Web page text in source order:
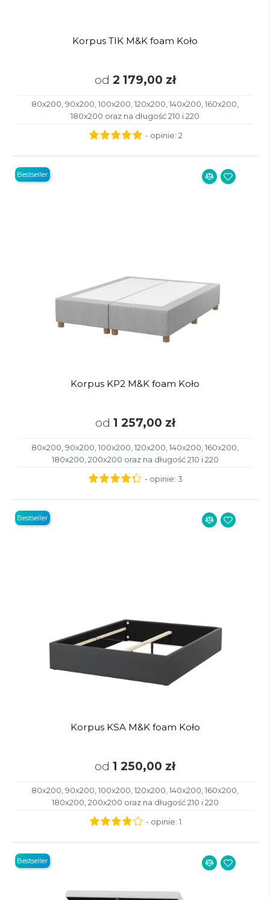
Korpus TIK M&K foam Koło
od 2 179,00 zł
80x200, 90x200, 100x200, 120x200, 140x200, 160x200,
180x200 oraz na długość 210 i 220
- opinie: 2
Korpus KP2 M&K foam Koło
od 1 257,00 zł
80x200, 90x200, 100x200, 120x200, 140x200, 160x200,
180x200, 200x200 oraz na długość 210 i 220
Bestseller
- opinie: 3
Korpus KSA M&K foam Koło
od 1 250,00 zł
80x200, 90x200, 100x200, 120x200, 140x200, 160x200,
180x200, 200x200 oraz na długość 210 i 220
Bestseller
- opinie: 1
Bestseller